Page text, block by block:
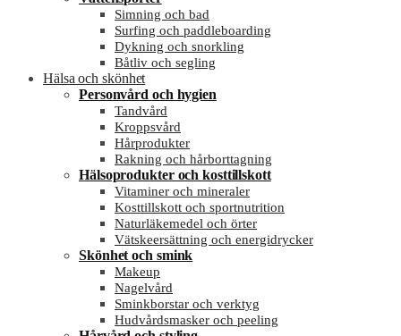
Simning och bad
Surfing och paddleboarding
Dykning och snorkling
Båtliv och segling
Hälsa och skönhet
Personvård och hygien
Tandvård
Kroppsvård
Hårprodukter
Rakning och hårborttagning
Hälsoprodukter och kosttillskott
Vitaminer och mineraler
Kosttillskott och sportnutrition
Naturläkemedel och örter
Vätskeersättning och energidrycker
Skönhet och smink
Makeup
Nagelvård
Sminkborstar och verktyg
Hudvårdsmasker och peeling